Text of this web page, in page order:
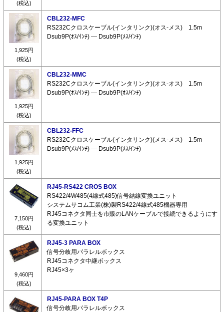
(税込)
1,925円
(税込)
CBL232-MFC
RS232Cクロスケーブル(インタリンク)(オス-メス) 1.5m
Dsub9P(ｵｽ/ｲﾝﾁ) ― Dsub9P(ﾒｽ/ｲﾝﾁ)
1,925円
(税込)
CBL232-MMC
RS232Cクロスケーブル(インタリンク)(オス-オス) 1.5m
Dsub9P(ｵｽ/ｲﾝﾁ) ― Dsub9P(ｵｽ/ｲﾝﾁ)
1,925円
(税込)
CBL232-FFC
RS232Cクロスケーブル(インタリンク)(メス-メス) 1.5m
Dsub9P(ﾒｽ/ｲﾝﾁ) ― Dsub9P(ﾒｽ/ｲﾝﾁ)
7,150円
(税込)
RJ45-RS422 CROS BOX
RS422/4W485(4線式485)信号結線変換ユニット
システムサコム工業(株)製RS422/4線式485機器専用
RJ45コネクタ同士を市販のLANケーブルで接続できるようにす
る変換ユニット
9,460円
(税込)
RJ45-3 PARA BOX
信号分岐用パラレルボックス
RJ45コネクタ中継ボックス
RJ45×3ヶ
RJ45-PARA BOX T4P
信号分岐用パラレルボックス